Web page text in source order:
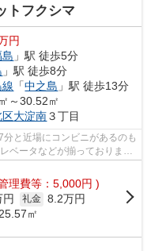
トフクシマ
円
島 」駅 徒歩5分
」駅 徒歩8分
「中之島 」駅 徒歩13分
～30.52㎡
区大淀南３丁目
と近場にコンビニがあるのも
ベータなどが揃っておりま
理費等：5,000円 )
礼金 8.2万円
㎡